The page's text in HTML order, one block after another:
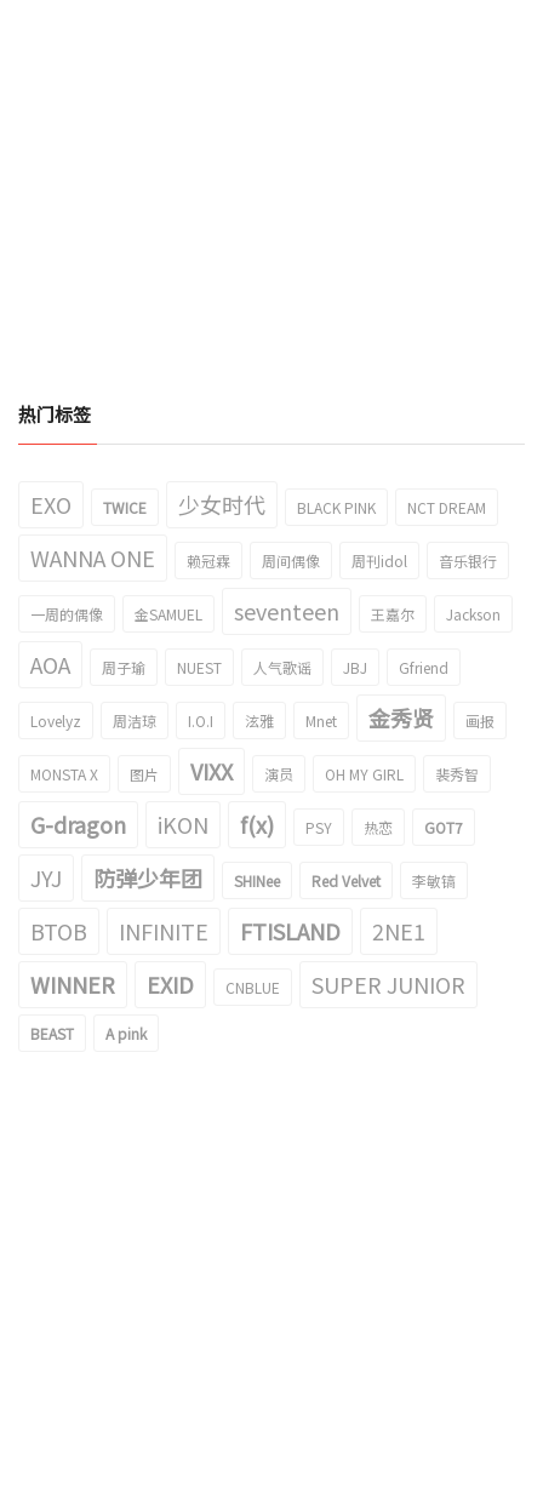
热门标签
EXO TWICE 少女时代 BLACK PINK NCT DREAM
WANNA ONE 赖冠霖 周间偶像 周刊idol 音乐银行
一周的偶像 金SAMUEL seventeen 王嘉尔 Jackson
AOA 周子瑜 NUEST 人气歌谣 JBJ Gfriend
Lovelyz 周洁琼 I.O.I 泫雅 Mnet 金秀贤 画报
MONSTA X 图片 VIXX 演员 OH MY GIRL 裴秀智
G-dragon iKON f(x) PSY 热恋 GOT7
JYJ 防弹少年团 SHINee Red Velvet 李敏镐
BTOB INFINITE FTISLAND
2NE1
WINNER
EXID CNBLUE SUPER JUNIOR
BEAST A pink